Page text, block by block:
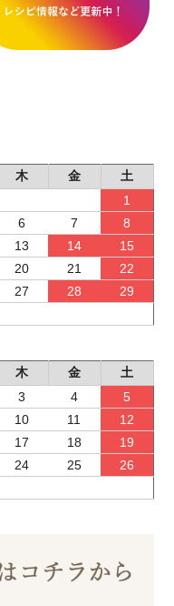
木 金
土
1
6 7
8
13 14
15
20 21
22
27 28
29
木 金
土
3 4
5
10 11
12
17 18
19
24 25
26